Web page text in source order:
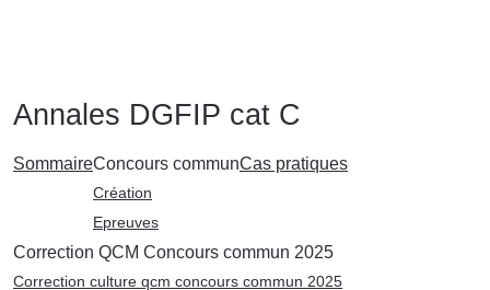
Annales DGFIP cat C
SommaireConcours commun
Création
Epreuves
Cas pratiques
Correction QCM Concours commun 2025
Correction culture qcm concours commun 2025